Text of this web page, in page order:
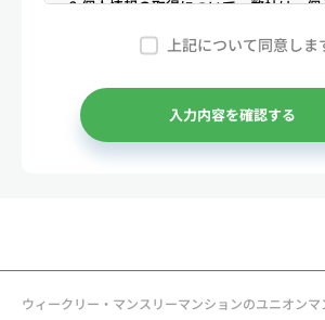
ウィークリー・マンスリーマンションのユニオンマ
2.個人情報の取得について 弊社は、個
業からの電話・メール等のお問合せや公
記簿謄本、電話帳、インターネット掲載
どから適法かつ公正な手段により個人情
たします。
3.弊社が保有する個人情報 （1）マン
メールアドレス、アカウントのIDおよ
上記について同意しま
入力内容を確認する